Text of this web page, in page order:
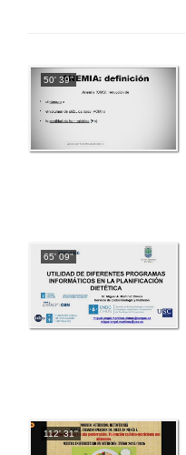
50' 39''
65' 09''
112' 31''